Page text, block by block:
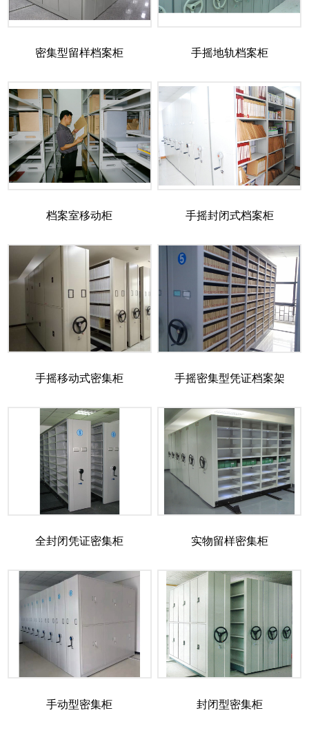
密集型留样档案柜 手摇地轨档案柜
档案室移动柜 手摇封闭式档案柜
手摇移动式密集柜 手摇密集型凭证档案架
全封闭凭证密集柜 实物留样密集柜
手动型密集柜 封闭型密集柜